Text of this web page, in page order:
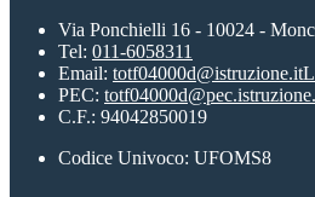
Via Ponchielli 16 - 10024 -
Tel: 011-6058311
Email: totf04000d@istruzione.it
PEC:
C.F.: 94042850019
Codice Univoco: UFOMS8